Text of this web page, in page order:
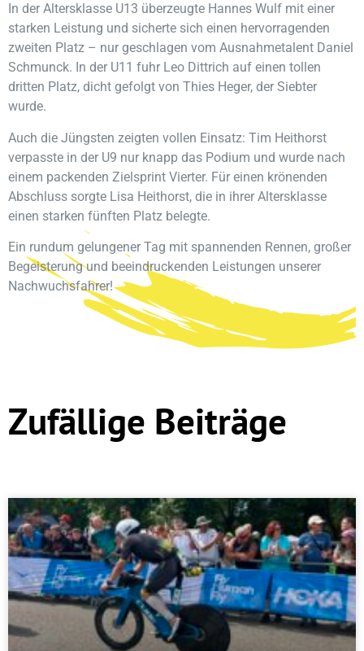
In der Altersklasse U13 überzeugte Hannes Wulf mit einer
starken Leistung und sicherte sich einen hervorragenden
zweiten Platz – nur geschlagen vom Ausnahmetalent Daniel
Schmunck. In der U11 fuhr Leo Dittrich auf einen tollen
dritten Platz, dicht gefolgt von Thies Heger, der Siebter
wurde.
Auch die Jüngsten zeigten vollen Einsatz: Tim Heithorst
verpasste in der U9 nur knapp das Podium und wurde nach
einem packenden Zielsprint Vierter. Für einen krönenden
Abschluss sorgte Lisa Heithorst, die in ihrer Altersklasse
einen starken fünften Platz belegte.
Ein rundum gelungener Tag mit spannenden Rennen, großer
Begeisterung und beeindruckenden Leistungen unserer
Nachwuchsfahrer!
Zufällige Beiträge